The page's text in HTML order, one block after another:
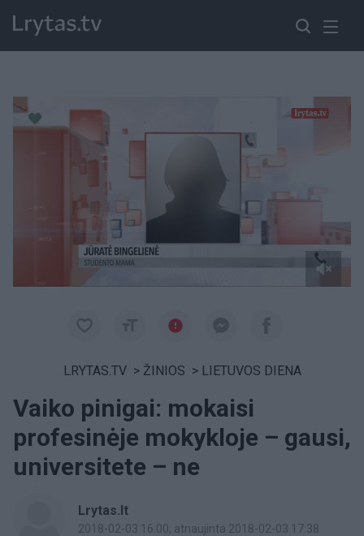
LRYTAS.TV > ŽINIOS > LIETUVOS DIENA
Vaiko pinigai: mokaisi
profesinėje mokykloje – gausi,
universitete – ne
Lrytas.lt
2018-02-03 16:00, atnaujinta 2018-02-03 17:38